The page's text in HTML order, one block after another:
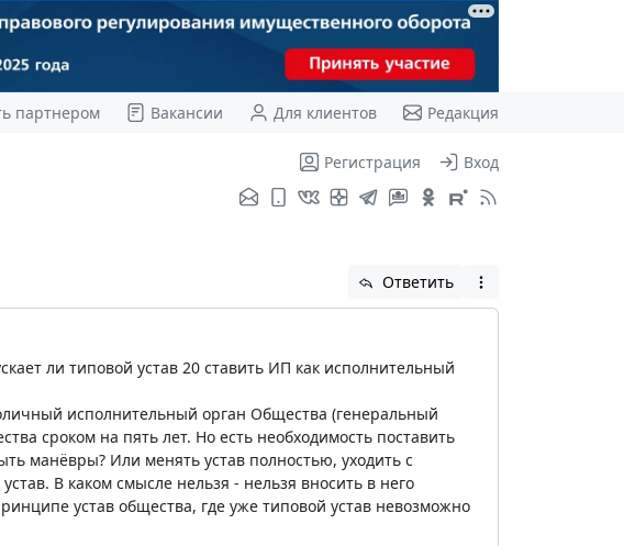
партнером Вакансии Для клиентов Редакция
Регистрация Вход
Ответить
ли типовой устав 20 ставить ИП как исполнительный
исполнительный орган Общества (генеральный
сроком на пять лет. Но есть необходимость поставить
манёвры? Или менять устав полностью, уходить с
В каком смысле нельзя - нельзя вносить в него
устав общества, где уже типовой устав невозможно